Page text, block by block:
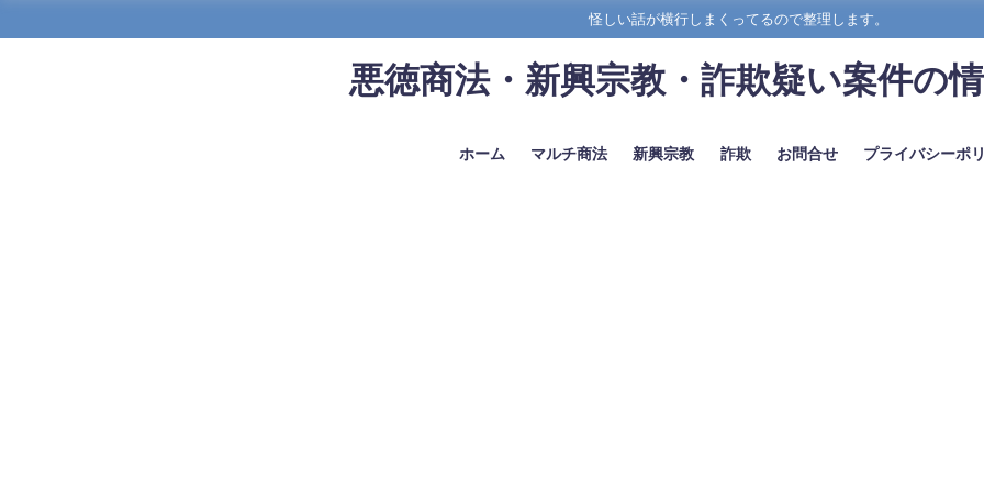
怪しい話が横行しまくってるので整理します。
悪徳商法・新興宗教・詐欺疑い案件の
ホーム マルチ商法 新興宗教 詐欺 お問合せ プライバシーポ